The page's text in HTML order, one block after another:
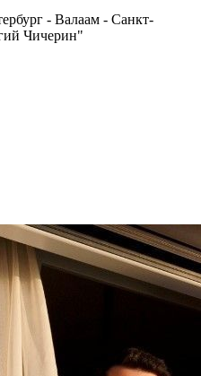
- Валаам - Санкт-
Чичерин"